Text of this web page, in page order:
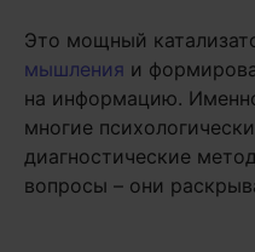
Это мощный
мышления и
на информацию.
многие
диагностические
вопросы – они